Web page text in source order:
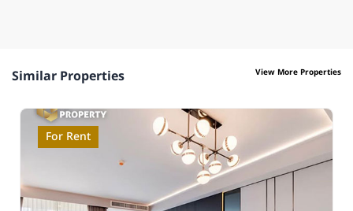
Similar Properties View More Properties
For Rent